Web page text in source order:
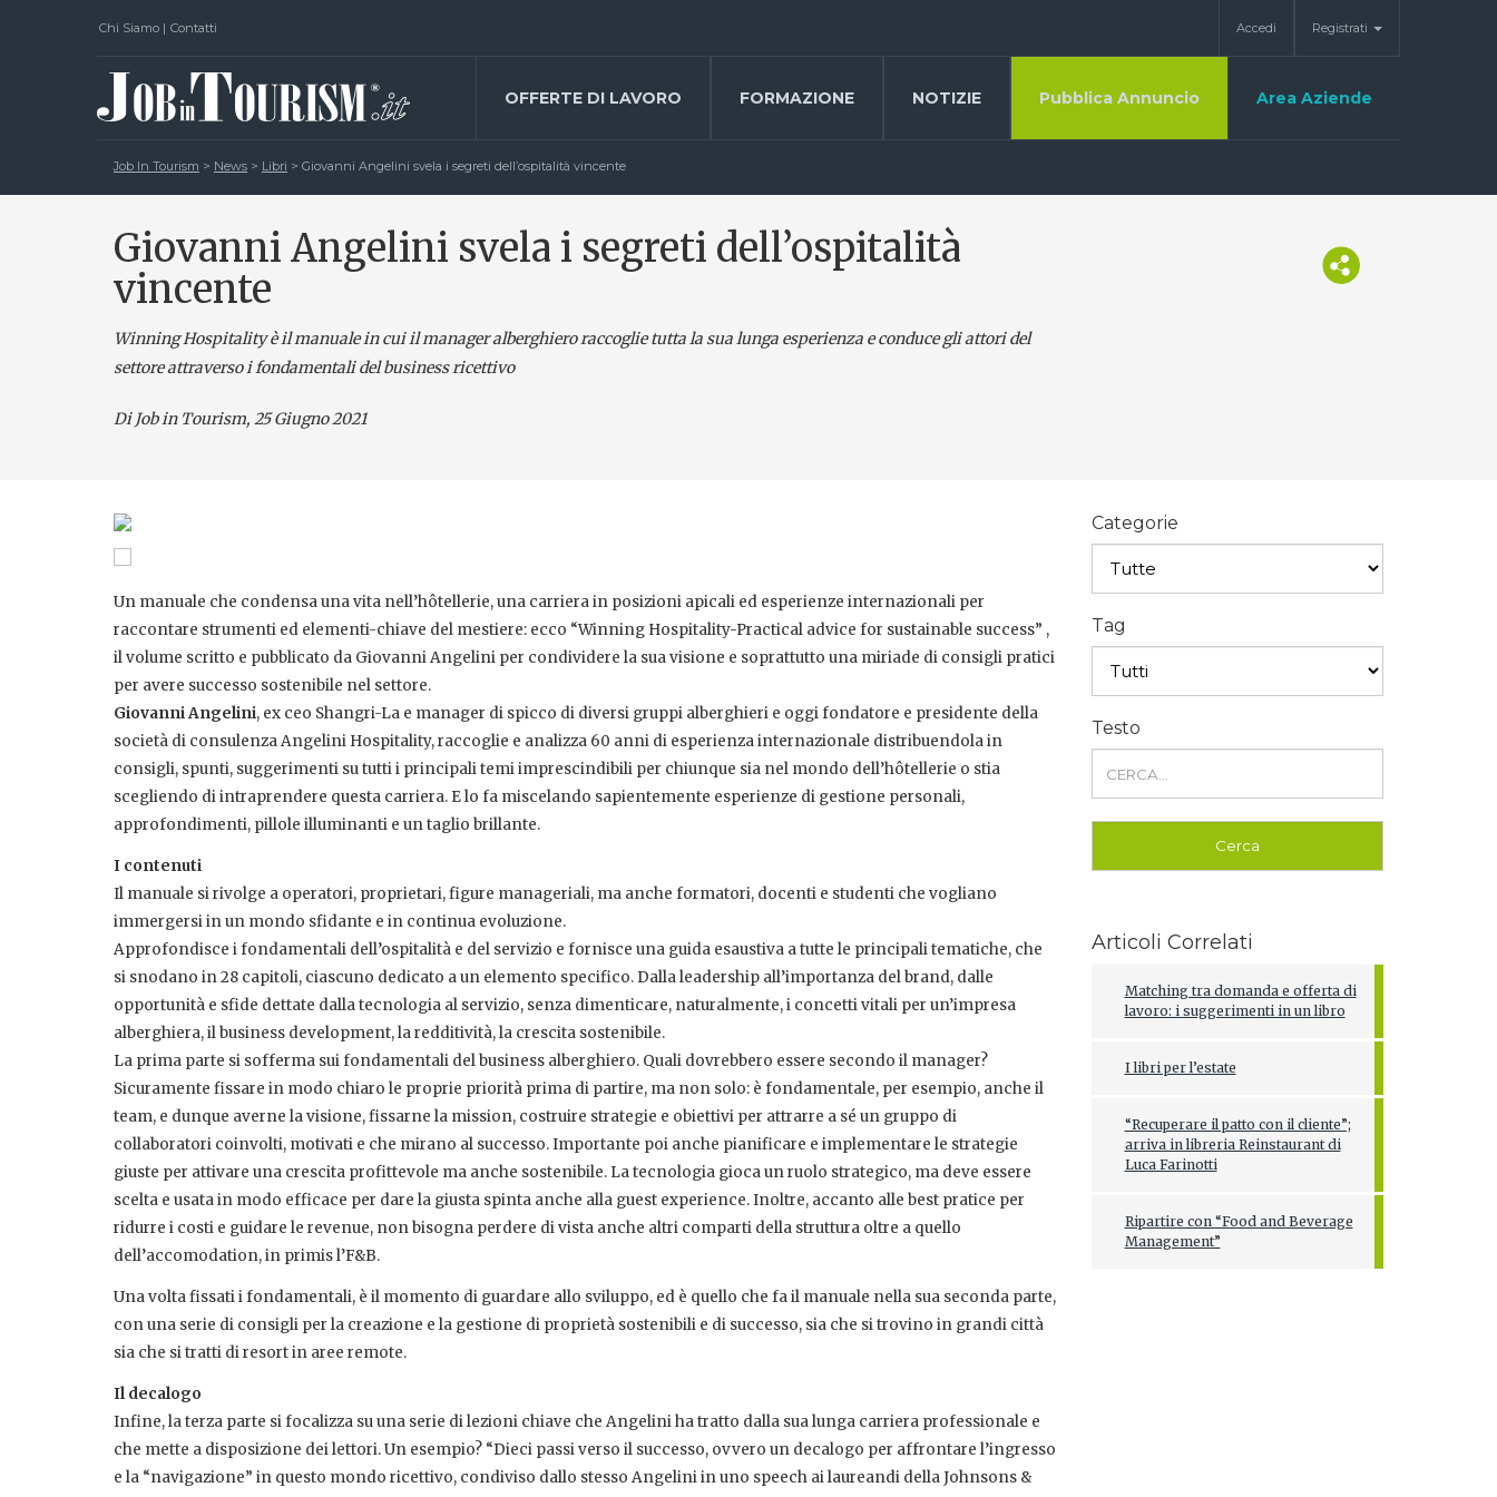
Chi Siamo | Contatti Accedi Registrati
OFFERTE DI LAVORO FORMAZIONE NOTIZIE Pubblica Annuncio Area Aziende
Job In Tourism > News > Libri > Giovanni Angelini svela i segreti dell’ospitalità vincente
Giovanni Angelini svela i segreti dell’ospitalità
vincente
Winning Hospitality è il manuale in cui il manager alberghiero raccoglie tutta la sua lunga esperienza e conduce gli attori del
settore attraverso i fondamentali del business ricettivo
Di Job in Tourism, 25 Giugno 2021
Un manuale che condensa una vita nell’hôtellerie, una carriera in posizioni apicali ed esperienze internazionali per
raccontare strumenti ed elementi-chiave del mestiere: ecco “Winning Hospitality-Practical advice for sustainable success” ,
il volume scritto e pubblicato da Giovanni Angelini per condividere la sua visione e soprattutto una miriade di consigli pratici
per avere successo sostenibile nel settore.
Giovanni Angelini, ex ceo Shangri-La e manager di spicco di diversi gruppi alberghieri e oggi fondatore e presidente della
società di consulenza Angelini Hospitality, raccoglie e analizza 60 anni di esperienza internazionale distribuendola in
consigli, spunti, suggerimenti su tutti i principali temi imprescindibili per chiunque sia nel mondo dell’hôtellerie o stia
scegliendo di intraprendere questa carriera. E lo fa miscelando sapientemente esperienze di gestione personali,
approfondimenti, pillole illuminanti e un taglio brillante.
I contenuti
Il manuale si rivolge a operatori, proprietari, figure manageriali, ma anche formatori, docenti e studenti che vogliano
immergersi in un mondo sfidante e in continua evoluzione.
Approfondisce i fondamentali dell’ospitalità e del servizio e fornisce una guida esaustiva a tutte le principali tematiche, che
si snodano in 28 capitoli, ciascuno dedicato a un elemento specifico. Dalla leadership all’importanza del brand, dalle
opportunità e sfide dettate dalla tecnologia al servizio, senza dimenticare, naturalmente, i concetti vitali per un’impresa
alberghiera, il business development, la redditività, la crescita sostenibile.
La prima parte si sofferma sui fondamentali del business alberghiero. Quali dovrebbero essere secondo il manager?
Sicuramente fissare in modo chiaro le proprie priorità prima di partire, ma non solo: è fondamentale, per esempio, anche il
team, e dunque averne la visione, fissarne la mission, costruire strategie e obiettivi per attrarre a sé un gruppo di
collaboratori coinvolti, motivati e che mirano al successo. Importante poi anche pianificare e implementare le strategie
giuste per attivare una crescita profittevole ma anche sostenibile. La tecnologia gioca un ruolo strategico, ma deve essere
scelta e usata in modo efficace per dare la giusta spinta anche alla guest experience. Inoltre, accanto alle best pratice per
ridurre i costi e guidare le revenue, non bisogna perdere di vista anche altri comparti della struttura oltre a quello
dell’accomodation, in primis l’F&B.
Una volta fissati i fondamentali, è il momento di guardare allo sviluppo, ed è quello che fa il manuale nella sua seconda parte,
con una serie di consigli per la creazione e la gestione di proprietà sostenibili e di successo, sia che si trovino in grandi città
sia che si tratti di resort in aree remote.
Il decalogo
Infine, la terza parte si focalizza su una serie di lezioni chiave che Angelini ha tratto dalla sua lunga carriera professionale e
che mette a disposizione dei lettori. Un esempio? “Dieci passi verso il successo, ovvero un decalogo per affrontare l’ingresso
e la “navigazione” in questo mondo ricettivo, condiviso dallo stesso Angelini in uno speech ai laureandi della Johnsons &
Categorie
Tag
Testo
Articoli Correlati
Matching tra domanda e offerta di
lavoro: i suggerimenti in un libro
I libri per l’estate
“Recuperare il patto con il cliente”;
arriva in libreria Reinstaurant di
Luca Farinotti
Ripartire con “Food and Beverage
Management”